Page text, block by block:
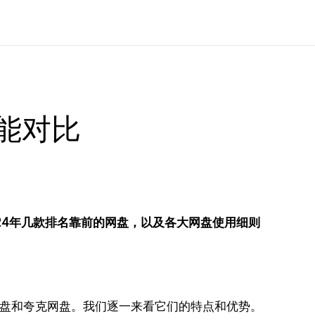
对比
年几款排名靠前的网盘，以及各大网盘使用细则
夸克网盘。我们逐一来看它们的特点和优势。